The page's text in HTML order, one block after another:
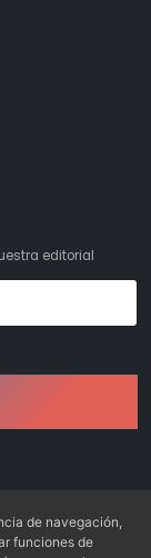
editorial
de navegación,
funciones de